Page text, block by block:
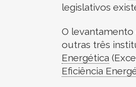
legislativos
O
outras três
Energética
Eficiência